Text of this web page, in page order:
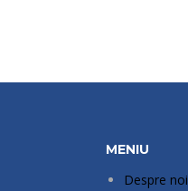
MENIU
Despre noi